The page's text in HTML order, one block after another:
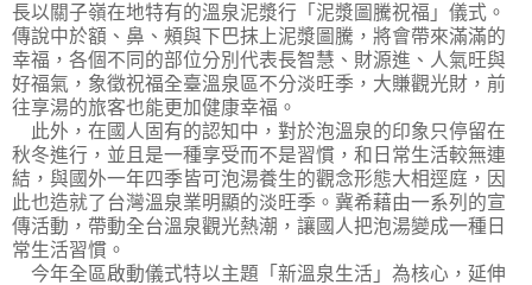
長以關子嶺在地特有的溫泉泥漿行「泥漿圖騰祝福」儀式。
傳說中於額、鼻、頰與下巴抹上泥漿圖騰，將會帶來滿滿的
幸福，各個不同的部位分別代表長智慧、財源進、人氣旺與
好福氣，象徵祝福全臺溫泉區不分淡旺季，大賺觀光財，前
往享湯的旅客也能更加健康幸福。
此外，在國人固有的認知中，對於泡溫泉的印象只停留在
秋冬進行，並且是一種享受而不是習慣，和日常生活較無連
結，與國外一年四季皆可泡湯養生的觀念形態大相逕庭，因
此也造就了台灣溫泉業明顯的淡旺季。冀希藉由一系列的宣
傳活動，帶動全台溫泉觀光熱潮，讓國人把泡湯變成一種日
常生活習慣。
今年全區啟動儀式特以主題「新溫泉生活」為核心，延伸